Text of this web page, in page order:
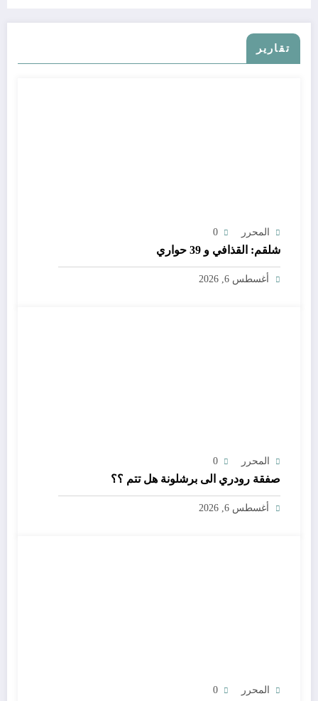
تقارير
المحرر 0
شلقم: القذافي و 39 حواري
أغسطس 6, 2026
المحرر 0
صفقة رودري الى برشلونة هل تتم ؟؟
أغسطس 6, 2026
المحرر 0